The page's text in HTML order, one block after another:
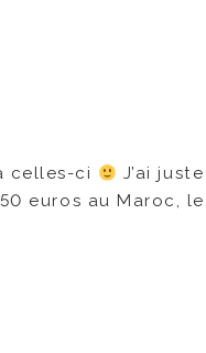
celles-ci
J’ai
euros au Maroc,